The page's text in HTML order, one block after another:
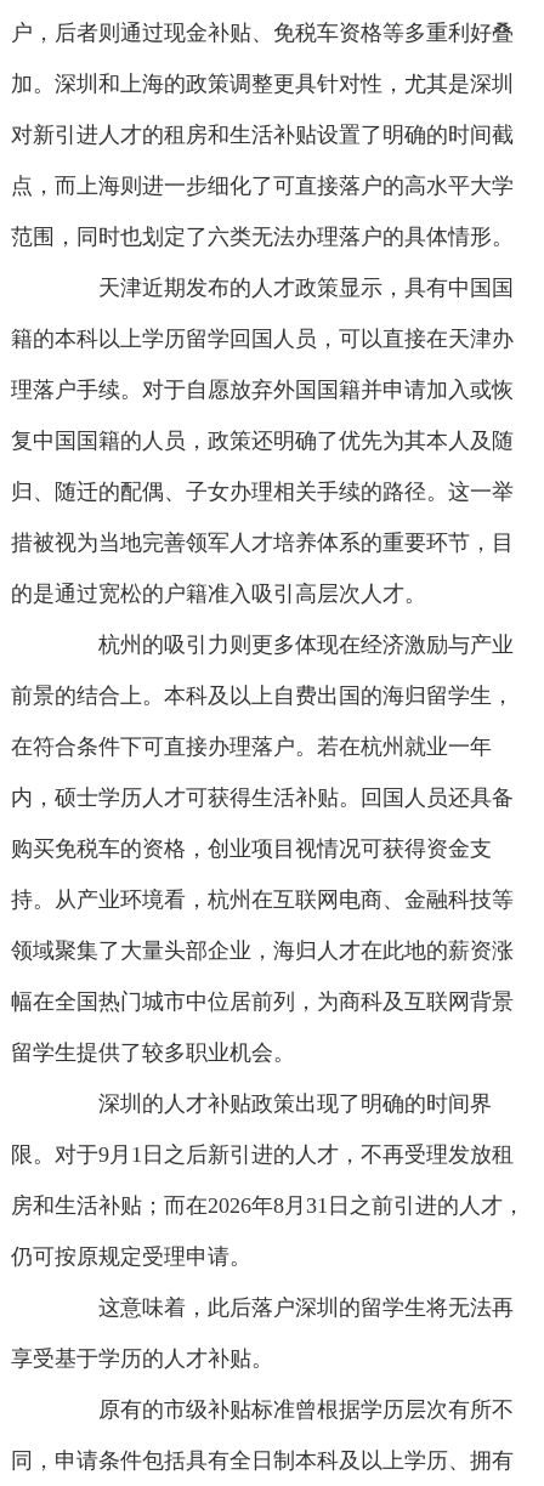
户，后者则通过现金补贴、免税车资格等多重利好叠
加。深圳和上海的政策调整更具针对性，尤其是深圳
对新引进人才的租房和生活补贴设置了明确的时间截
点，而上海则进一步细化了可直接落户的高水平大学
范围，同时也划定了六类无法办理落户的具体情形。
天津近期发布的人才政策显示，具有中国国
籍的本科以上学历留学回国人员，可以直接在天津办
理落户手续。对于自愿放弃外国国籍并申请加入或恢
复中国国籍的人员，政策还明确了优先为其本人及随
归、随迁的配偶、子女办理相关手续的路径。这一举
措被视为当地完善领军人才培养体系的重要环节，目
的是通过宽松的户籍准入吸引高层次人才。
杭州的吸引力则更多体现在经济激励与产业
前景的结合上。本科及以上自费出国的海归留学生，
在符合条件下可直接办理落户。若在杭州就业一年
内，硕士学历人才可获得生活补贴。回国人员还具备
购买免税车的资格，创业项目视情况可获得资金支
持。从产业环境看，杭州在互联网电商、金融科技等
领域聚集了大量头部企业，海归人才在此地的薪资涨
幅在全国热门城市中位居前列，为商科及互联网背景
留学生提供了较多职业机会。
深圳的人才补贴政策出现了明确的时间界
限。对于9月1日之后新引进的人才，不再受理发放租
房和生活补贴；而在2026年8月31日之前引进的人才，
仍可按原规定受理申请。
这意味着，此后落户深圳的留学生将无法再
享受基于学历的人才补贴。
原有的市级补贴标准曾根据学历层次有所不
同，申请条件包括具有全日制本科及以上学历、拥有